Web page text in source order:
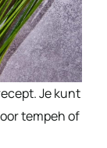
Je kunt
tempeh of